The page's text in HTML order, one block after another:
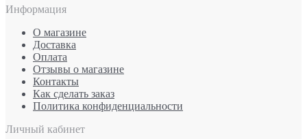
Информация
О магазине
Доставка
Оплата
Отзывы о магазине
Контакты
Как сделать заказ
Политика конфиденциальности
Личный кабинет